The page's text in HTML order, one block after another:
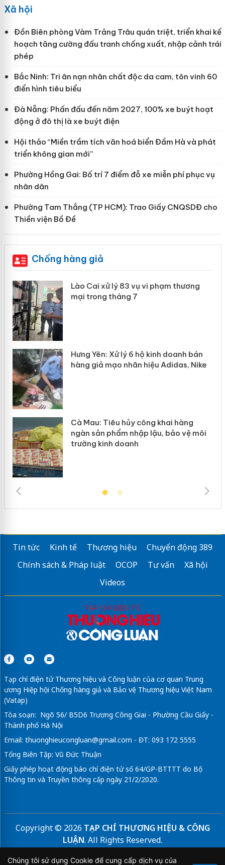
Xã hội
Đồn Biên phòng Vàm Trảng Trâu quán triệt, triển khai kế
hoạch tăng cường đấu tranh chống xuất, nhập cảnh trái
phép
Bắc Ninh: Tri ân nạn nhân chất độc da cam, tôn vinh 60
điển hình tiêu biểu
Đà Nẵng: Phấn đấu đến năm 2027, 100% xe buýt hoạt
động ở đô thị là xe buýt điện
Hội thảo “Miền trầm tích văn hoá biển Đầm Hà và phát
triển không gian mới”
Phường Hồng Gai: Bố trí 7 điểm đỗ xe miễn phí phục vụ
nhân dân
Phường Tam Thắng (TP HCM): Trao Giấy CNQSDĐ cho
Thiền viện Bồ Đề
Chống hàng giả
Lào Cai xử lý 83 vụ vi phạm thương
mại trong tháng 7
Hưng Yên: Xử lý 6 hộ kinh doanh bán
hàng giả mạo nhãn hiệu Adidas, Nike
Cà Mau: Tiêu hủy công khai hàng
ngàn sản phẩm nhập lậu, bảo vệ môi
trường kinh doanh
Tin tức Kinh tế Thương hiệu
Chuyển động 389
Chính sách & Pháp luật
OCOP Tư vấn
Xã hội
Videos
Tạp chí điện tử Thương hiệu và Công luận của cơ quan Trung
ương Hiệp hội Chống hàng giả và Bảo vệ Thương hiệu Việt Nam
(Vatap)
Tòa soạn: Ngõ 56/ B5D6 Trương Công Giai - Phường Cầu Giấy -
Thành phố Hà Nội
Email: thuonghieucongluan@gmail.com - ĐT: 093 172 5555
Tổng Biên Tập: Vũ Đức Thuận
Giấy phép hoạt động báo chí điện tử số 64/GP-BTTTT do Bộ
Thông tin và Truyền thông cấp ngày 21/2/2020.
Copyright © 2026 TẠP CHÍ THƯƠNG HIỆU & CÔNG
LUẬN. All Rights Reserved.
Bản quyền thuộc Tạp chí Thương hiệu và Công luận. Cấm
Chúng tôi sử dụng Cookie để cung cấp dịch vụ của